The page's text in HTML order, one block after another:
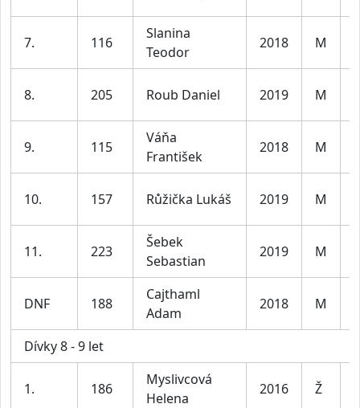
7. 116
Slanina
Teodor
2018 M
8. 205 Roub Daniel 2019 M
9. 115
Váňa
František
2018 M
10. 157 Růžička Lukáš 2019 M
11. 223
Šebek
Sebastian
2019 M
DNF 188
Cajthaml
Adam
2018 M
Dívky 8 - 9 let
1. 186
Myslivcová
Helena
2016 Ž